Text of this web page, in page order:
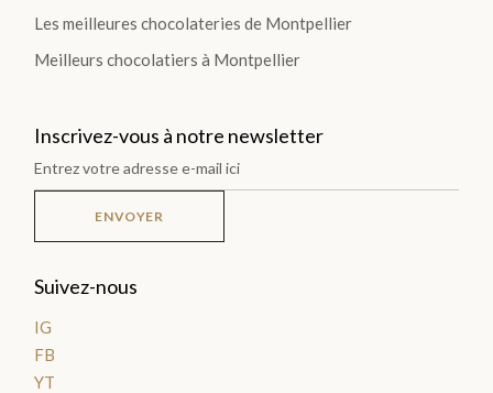
Gourmandes
LES
LA
COLLECTION
Les meilleures chocolateries de Montpellier
Meilleurs chocolatiers à Montpellier
Inscrivez-vous à notre newsletter
ENVOYER
Suivez-nous
IG
FB
YT